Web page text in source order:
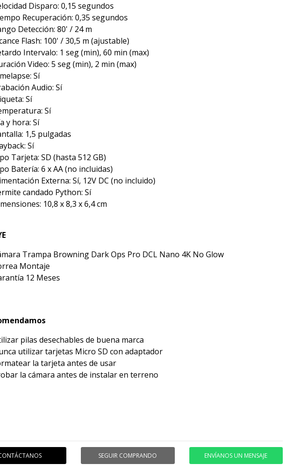
Disparo: 0,15 segundos
Recuperación: 0,35 segundos
Detección: 80' / 24 m
Flash: 100' / 30,5 m (ajustable)
Intervalo: 1 seg (min), 60 min (max)
Video: 5 seg (min), 2 min (max)
Sí
Audio: Sí
Sí
Sí
y hora: Sí
1,5 pulgadas
Sí
Tarjeta: SD (hasta 512 GB)
Batería: 6 x AA (no incluidas)
Externa: Sí, 12V DC (no incluido)
candado Python: Sí
10,8 x 8,3 x 6,4 cm
Trampa Browning Dark Ops Pro DCL Nano 4K No Glow
Montaje
12 Meses
pilas desechables de buena marca
utilizar tarjetas Micro SD con adaptador
la tarjeta antes de usar
la cámara antes de instalar en terreno
SEGUIR COMPRANDO ENVÍANOS UN MENSAJE